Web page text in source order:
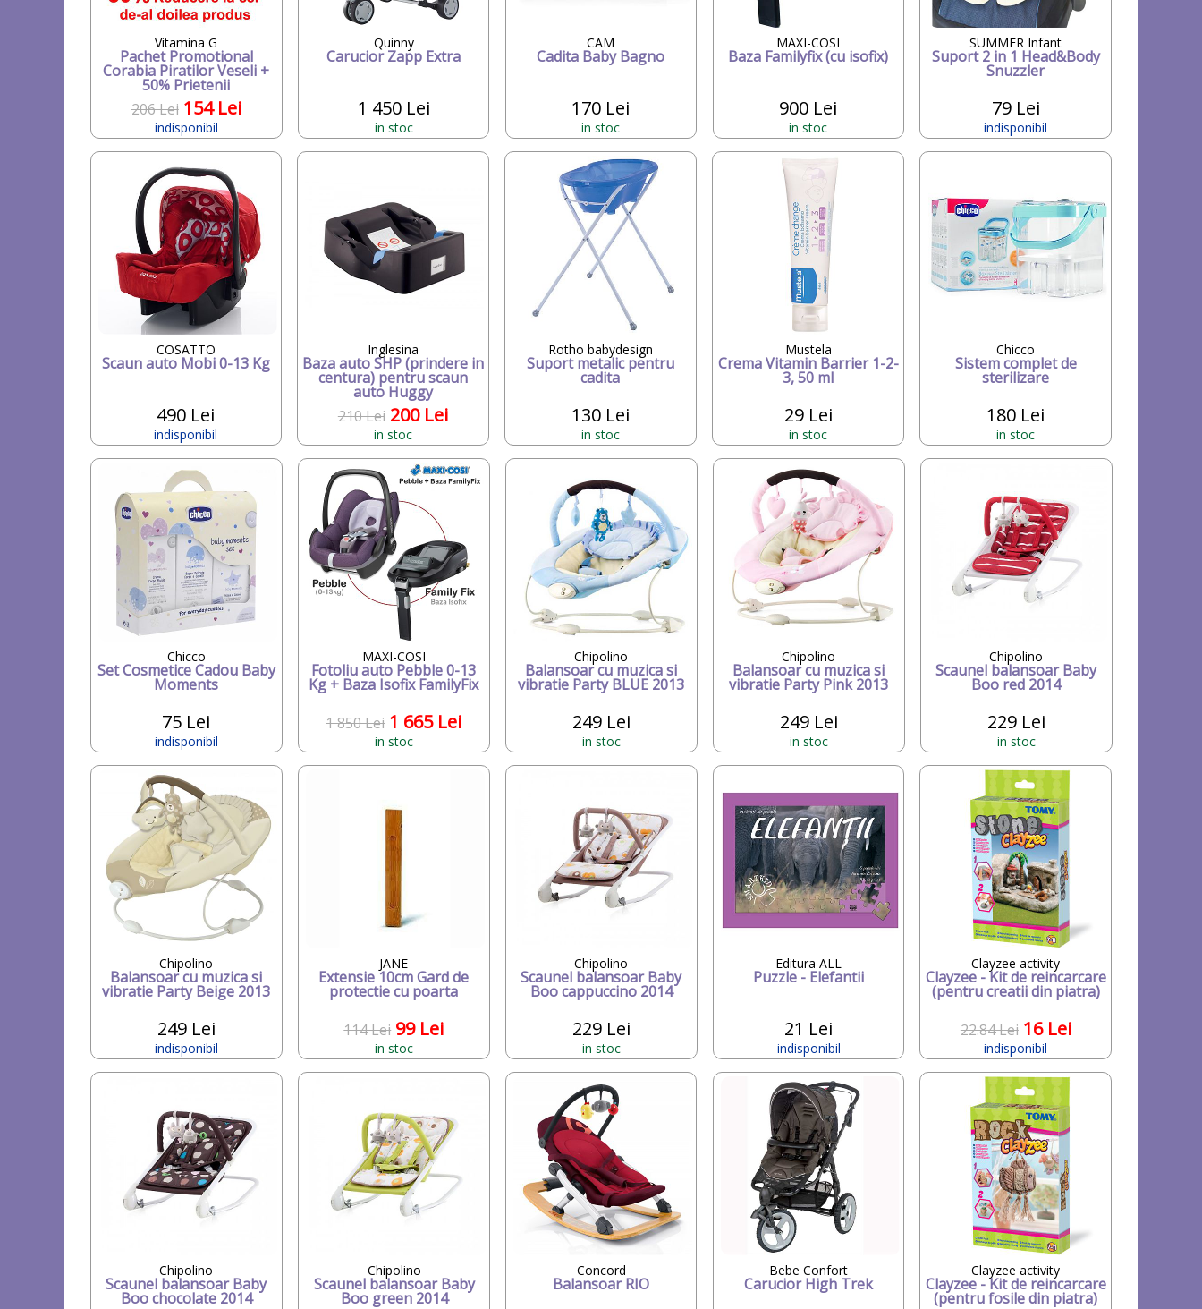
Vitamina G
Pachet Promotional
Corabia Piratilor Veseli +
50% Prietenii
206 Lei 154 Lei
indisponibil
Quinny
Carucior Zapp Extra
1 450 Lei
in stoc
CAM
Cadita Baby Bagno
170 Lei
in stoc
MAXI-COSI
Baza Familyfix (cu isofix)
900 Lei
in stoc
SUMMER Infant
Suport 2 in 1 Head&Body
Snuzzler
79 Lei
indisponibil
COSATTO
Scaun auto Mobi 0-13 Kg
490 Lei
indisponibil
Inglesina
Baza auto SHP (prindere in
centura) pentru scaun
auto Huggy
210 Lei 200 Lei
in stoc
Rotho babydesign
Suport metalic pentru
cadita
130 Lei
in stoc
Mustela
Crema Vitamin Barrier 1-2-
3, 50 ml
29 Lei
in stoc
Chicco
Sistem complet de
sterilizare
180 Lei
in stoc
Chicco
Set Cosmetice Cadou Baby
Moments
75 Lei
indisponibil
MAXI-COSI
Fotoliu auto Pebble 0-13
Kg + Baza Isofix FamilyFix
1 850 Lei 1 665 Lei
in stoc
Chipolino
Balansoar cu muzica si
vibratie Party BLUE 2013
249 Lei
in stoc
Chipolino
Balansoar cu muzica si
vibratie Party Pink 2013
249 Lei
in stoc
Chipolino
Scaunel balansoar Baby
Boo red 2014
229 Lei
in stoc
Chipolino
Balansoar cu muzica si
vibratie Party Beige 2013
249 Lei
indisponibil
JANE
Extensie 10cm Gard de
protectie cu poarta
114 Lei 99 Lei
in stoc
Chipolino
Scaunel balansoar Baby
Boo cappuccino 2014
229 Lei
in stoc
Editura ALL
Puzzle - Elefantii
21 Lei
indisponibil
Clayzee activity
Clayzee - Kit de reincarcare
(pentru creatii din piatra)
22.84 Lei 16 Lei
indisponibil
Chipolino
Scaunel balansoar Baby
Boo chocolate 2014
Chipolino
Scaunel balansoar Baby
Boo green 2014
Concord
Balansoar RIO
Bebe Confort
Carucior High Trek
Clayzee activity
Clayzee - Kit de reincarcare
(pentru fosile din piatra)